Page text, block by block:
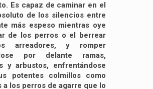
Es capaz de caminar en el
de los silencios entre
más espeso mientras oye
de los perros o el berrear
arreadores, y romper
por delante ramas,
y arbustos, enfrentándose
potentes colmillos como
a los perros de agarre que lo